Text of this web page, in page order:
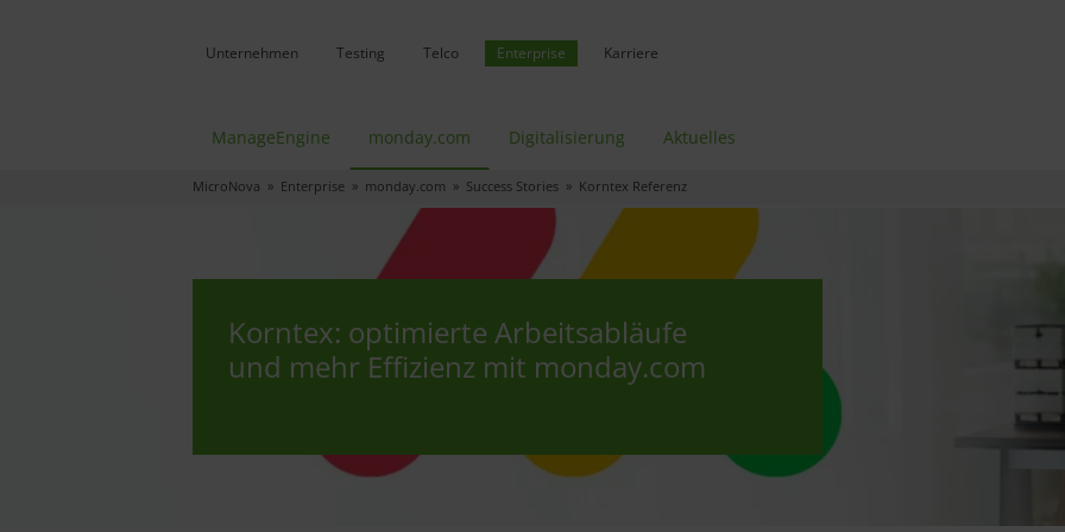
Unternehmen Testing Telco Enterprise Karriere
ManageEngine monday.com Digitalisierung Aktuelles
MicroNova » Enterprise » monday.com » Success Stories » Korntex Referenz
Korntex: optimierte Arbeitsabläufe
und mehr Effizienz mit monday.com